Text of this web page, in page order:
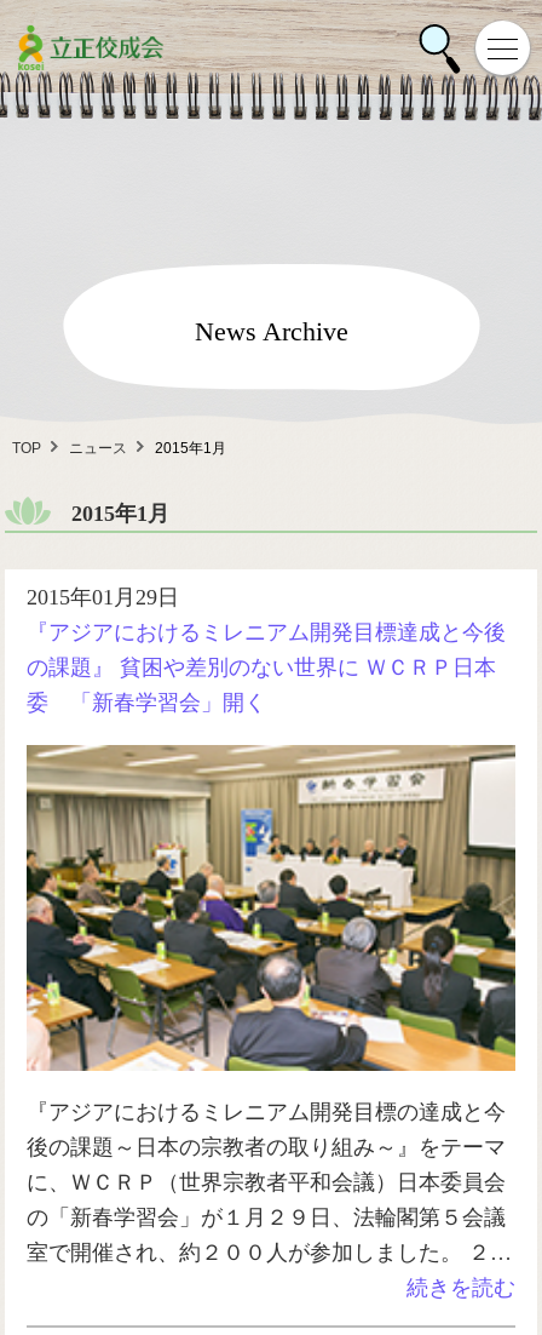
News Archive
TOP ニュース 2015年1月
2015年1月
2015年01月29日
『アジアにおけるミレニアム開発目標達成と今後
の課題』 貧困や差別のない世界に ＷＣＲＰ日本
委 「新春学習会」開く
『アジアにおけるミレニアム開発目標の達成と今
後の課題～日本の宗教者の取り組み～』をテーマ
に、ＷＣＲＰ（世界宗教者平和会議）日本委員会
の「新春学習会」が１月２９日、法輪閣第５会議
室で開催され、約２００人が参加しました。 ２…
続きを読む